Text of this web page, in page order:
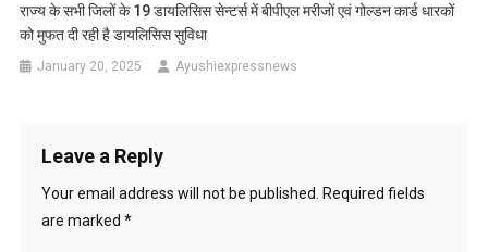
राज्य के सभी जिलों के 19 डायलिसिस सेन्टर्स में बीपीएल मरीजों एवं गोल्डन कार्ड धारकों
को मुफत दी रही है डायलिसिस सुविधा
January 20, 2025 Ayushiexpressnews
Leave a Reply
Your email address will not be published.
Required fields
are marked *